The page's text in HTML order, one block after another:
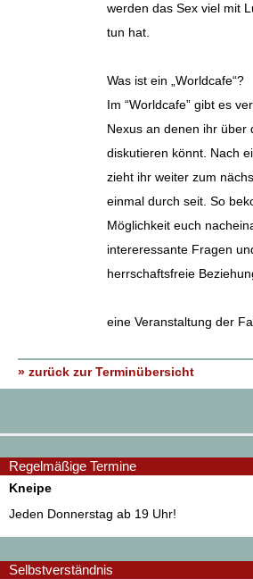
werden das Sex viel mit
tun hat.
Was ist ein „Worldcafe“?
Im “Worldcafe” gibt es
Nexus an denen ihr über
diskutieren könnt. Nach
zieht ihr weiter zum
einmal durch seit. So
Möglichkeit euch
intereressante Fragen
herrschaftsfreie
eine Veranstaltung der
» zurück zur Terminübersicht
Regelmäßige Termine
Kneipe
Jeden Donnerstag ab 19 Uhr!
Selbstverständnis